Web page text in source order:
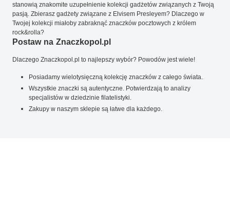
stanowią znakomite uzupełnienie kolekcji gadżetów związanych z Twoją
pasją. Zbierasz gadżety związane z Elvisem Presleyem? Dlaczego w
Twojej kolekcji miałoby zabraknąć znaczków pocztowych z królem
rock&rolla?
Postaw na Znaczkopol.pl
Dlaczego Znaczkopol.pl to najlepszy wybór? Powodów jest wiele!
Posiadamy wielotysięczną kolekcję znaczków z całego świata.
Wszystkie znaczki są autentyczne. Potwierdzają to analizy
specjalistów w dziedzinie filatelistyki.
Zakupy w naszym sklepie są łatwe dla każdego.